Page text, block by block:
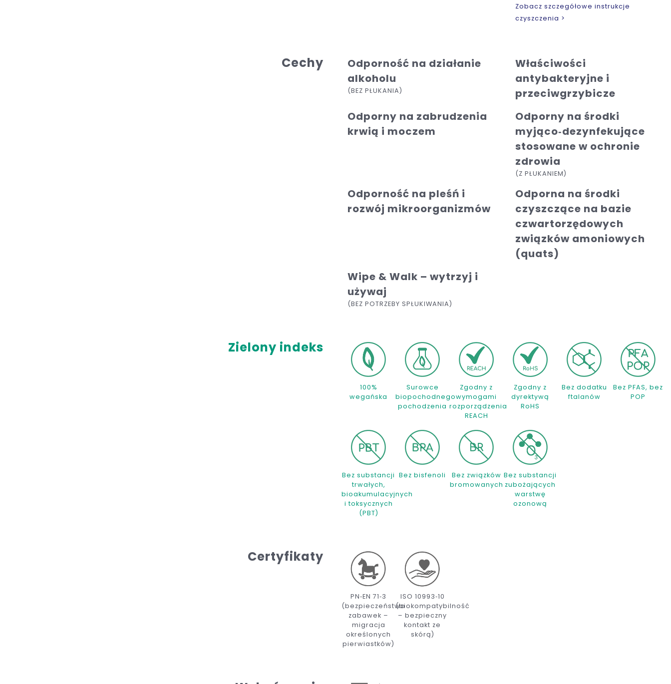
Zobacz szczegółowe instrukcje
czyszczenia >
Cechy
Odporność na działanie
alkoholu
(BEZ PŁUKANIA)
Właściwości
antybakteryjne i
przeciwgrzybicze
Odporny na zabrudzenia
krwią i moczem
Odporny na środki
myjąco‑dezynfekujące
stosowane w ochronie
zdrowia
(Z PŁUKANIEM)
Odporność na pleśń i
rozwój mikroorganizmów
Odporna na środki
czyszczące na bazie
czwartorzędowych
związków amoniowych
(quats)
Wipe & Walk – wytrzyj i
używaj
(BEZ POTRZEBY SPŁUKIWANIA)
Zielony indeks
100%
wegańska
Surowce
biopochodnego
pochodzenia
Zgodny z
wymogami
rozporządzenia
REACH
Zgodny z
dyrektywą
RoHS
Bez dodatku
ftalanów
Bez PFAS, bez
POP
Bez substancji
trwałych,
bioakumulacyjnych
i toksycznych
(PBT)
Bez bisfenoli
Bez związków
bromowanych
Bez substancji
zubożających
warstwę
ozonową
Certyfikaty
PN‑EN 71‑3
(bezpieczeństwo
zabawek –
migracja
określonych
pierwiastków)
ISO 10993‑10
(biokompatybilność
– bezpieczny
kontakt ze
skórą)